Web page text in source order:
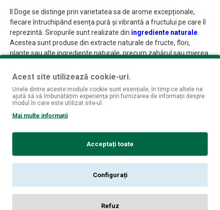
Il Doge se distinge prin varietatea sa de arome excepționale,
fiecare întruchipând esența pură și vibrantă a fructului pe care îl
reprezintă. Siropurile sunt realizate din ingrediente naturale.
Acestea sunt produse din extracte naturale de fructe, flori,
plante sau alte ingrediente naturale, precum zahărul sau mierea.
până la intensitatea siropului de lămâie sau delicatețea siropului
fascinantă a gusturilor autentice.
Cu Il Doge, se deschide în fața noastră o paletă de culori și
că visezi la o împrospătare revigorantă într-o zi fierbinte de vară
sau la o experiență relaxantă în timpul serii, aceste siropuri sunt
partenerii perfecți în căutarea unor momente de neuitat.
Atunci când simțurile tale cer ceva mai mult decât o băutură
obișnuită, pregătește-te să fii răsfățat de aromele intense și
preferate, aceste siropuri transformă orice înghițitură într-un
Acest site utilizează cookie-uri.
Unele dintre aceste module cookie sunt esențiale, în timp ce altele ne
ajută să vă îmbunătățim experiența prin furnizarea de informații despre
modul în care este utilizat site-ul.
Mai multe informații
Acceptați toate
Configurați
Refuz